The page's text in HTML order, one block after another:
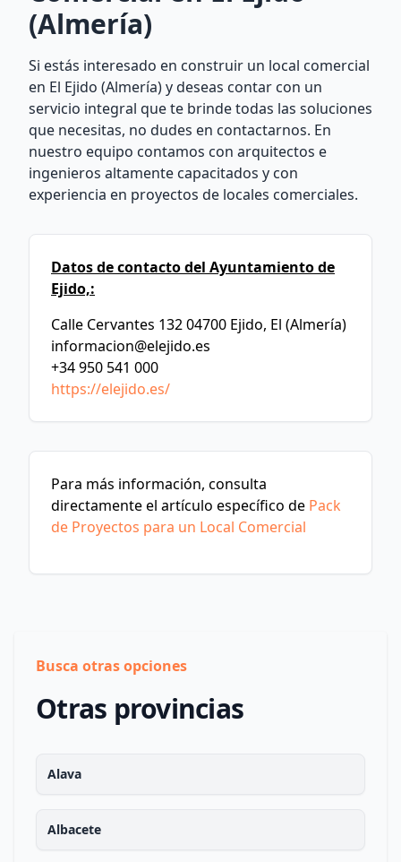
(Almería)
Si estás interesado en construir un local comercial
en El Ejido (Almería) y deseas contar con un
servicio integral que te brinde todas las soluciones
que necesitas, no dudes en contactarnos. En
nuestro equipo contamos con arquitectos e
ingenieros altamente capacitados y con
experiencia en proyectos de locales comerciales.
Datos de contacto del Ayuntamiento de
Ejido,:
Calle Cervantes 132 04700 Ejido, El (Almería)
informacion@elejido.es
+34 950 541 000
https://elejido.es/
Para más información, consulta
directamente el artículo específico de Pack
de Proyectos para un Local Comercial
Busca otras opciones
Otras provincias
Alava
Albacete